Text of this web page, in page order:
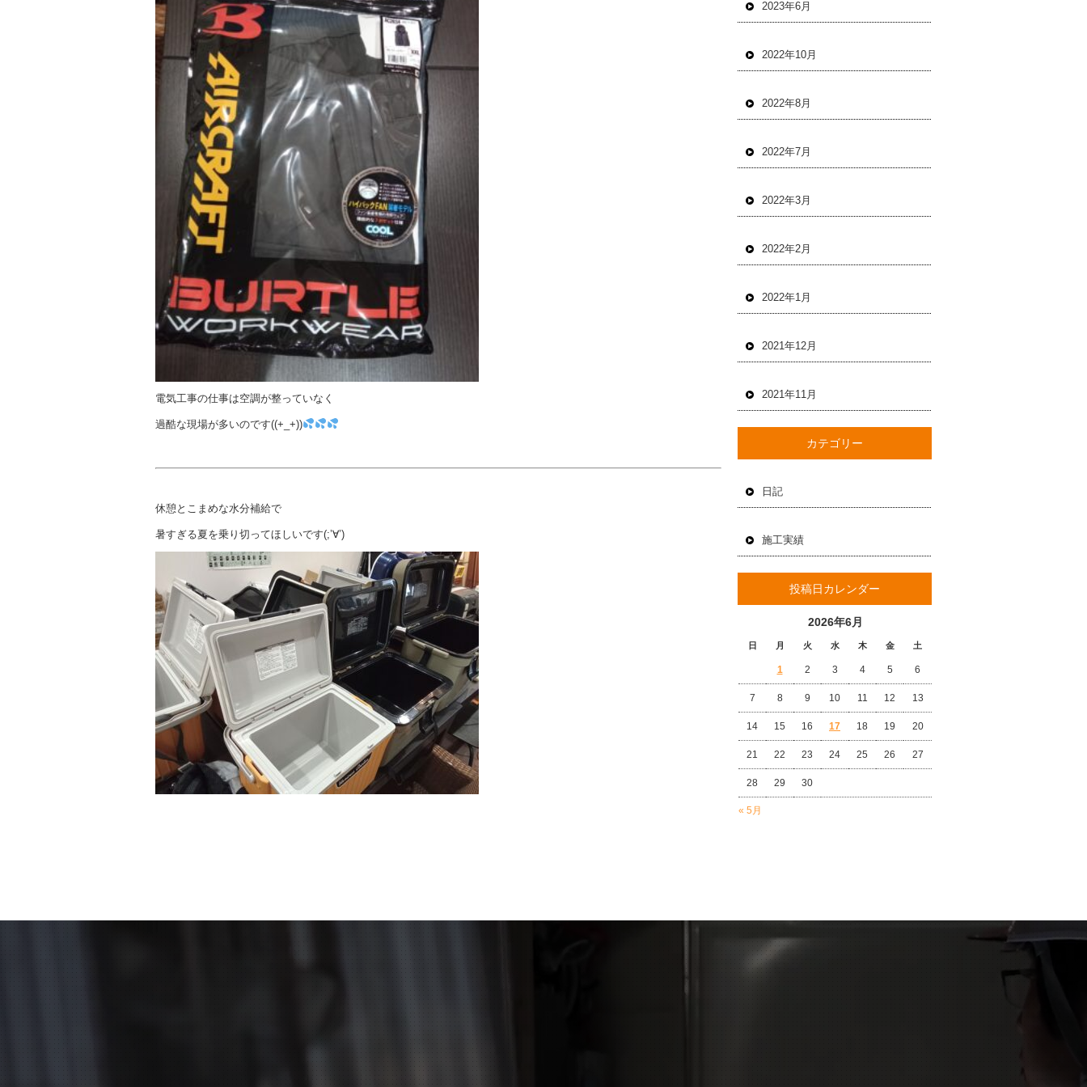
電気工事の仕事は空調が整っていなく
過酷な現場が多いのです((+_+))
休憩とこまめな水分補給で
暑すぎる夏を乗り切ってほしいです(;’∀’)
2023年6月
2022年10月
2022年8月
2022年7月
2022年3月
2022年2月
2022年1月
2021年12月
2021年11月
カテゴリー
日記
施工実績
投稿日カレンダー
2026年6月
日 月 火 水 木 金 土
« 5月
1 2 3 4 5 6
7 8 9 10 11 12 13
14 15 16 17 18 19 20
21 22 23 24 25 26 27
28 29 30